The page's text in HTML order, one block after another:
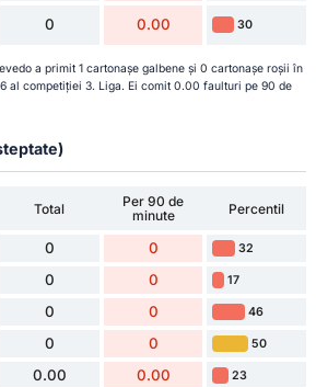
0 0.00 30
a primit 1 cartonașe galbene și 0 cartonașe roșii în
al competiției 3. Liga. Ei comit 0.00 faulturi pe 90 de
Total
Per 90 de
minute
Percentil
0 0 32
0 0 17
0 0 46
0 0 50
0.00 0.00 23